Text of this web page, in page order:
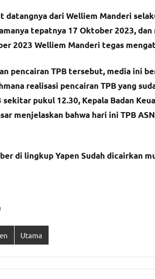
datangnya dari Welliem Manderi
tepatnya 17 Oktober 2023,
2023 Welliem Manderi tegas
pencairan TPB tersebut, media ini
realisasi pencairan TPB yang
pukul 12.30, Kepala Badan
menjelaskan bahwa hari ini TPB
di lingkup Yapen Sudah dicairkan
Utama